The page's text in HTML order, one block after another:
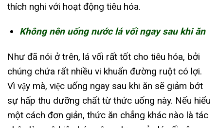
thích nghi với hoạt động tiêu hóa.
Không nên uống nước lá vối ngay sau khi ăn
Như đã nói ở trên, lá vối rất tốt cho tiêu hóa, bởi
chúng chứa rất nhiều vi khuẩn đường ruột có lợi.
Vì vậy mà, việc uống ngay sau khi ăn sẽ giảm bớt
sự hấp thu dưỡng chất từ thức uống này. Nếu hiểu
một cách đơn giản, thức ăn chẳng khác nào là tác